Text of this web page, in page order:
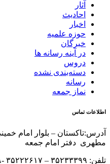
آثار
احادیث
اخبار
حوزه علمیه
خبرگان
در آینه رسانه ها
دروس
دسته‌بندی نشده
رسانه
نماز جمعه
اطلاعات تماس
آدرس:تاکستان – بلوار امام
مطهری دفتر امام جمعه
تلفن: ۳۵۲۳۳۳۹۹ – ۳۵۲۲۲۶۱۷ -۰۲۸